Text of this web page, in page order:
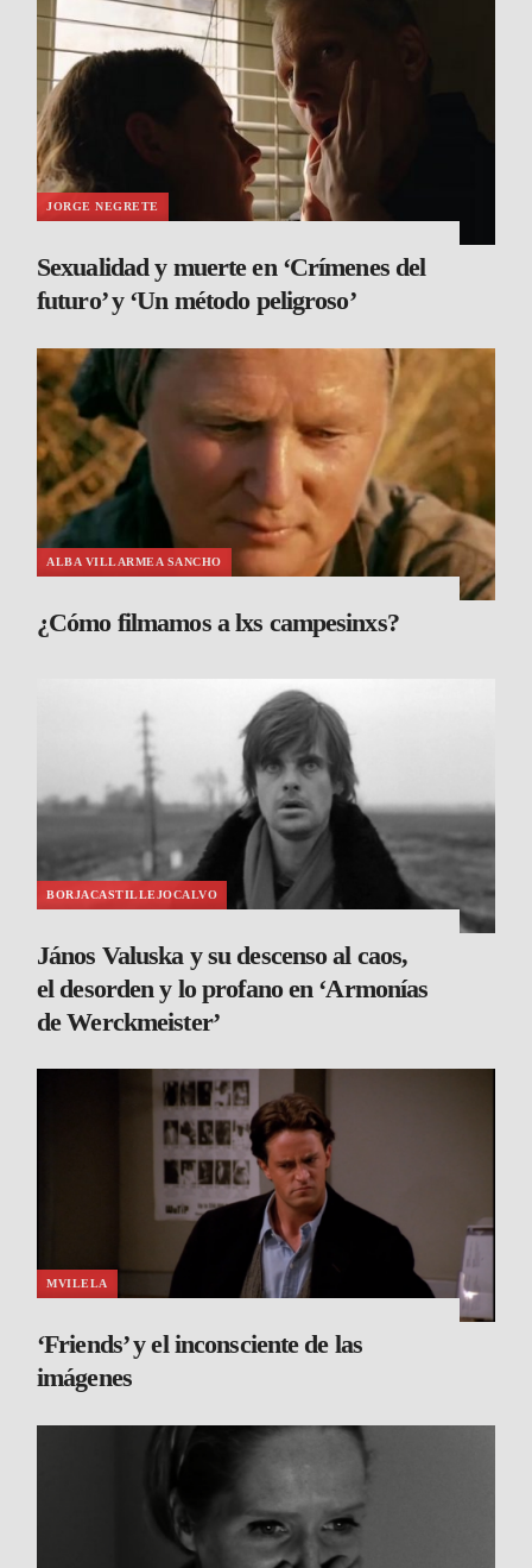
JORGE NEGRETE
Sexualidad y muerte en ‘Crímenes del
futuro’ y ‘Un método peligroso’
ALBA VILLARMEA SANCHO
¿Cómo filmamos a lxs campesinxs?
BORJACASTILLEJOCALVO
János Valuska y su descenso al caos,
el desorden y lo profano en ‘Armonías
de Werckmeister’
MVILELA
‘Friends’ y el inconsciente de las
imágenes